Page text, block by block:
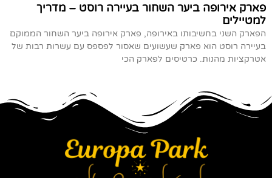
פארק אירופה ביער השחור בעיירה רוסט – מדריך
למטיילים
הפארק השני בחשיבותו באירופה, פארק אירופה ביער השחור הממוקם
בעיירה רוסט הוא פארק שעשועים שאסור לפספס עם עשרות רבות של
אטרקציות מהנות. כרטיסים לפארק הכי